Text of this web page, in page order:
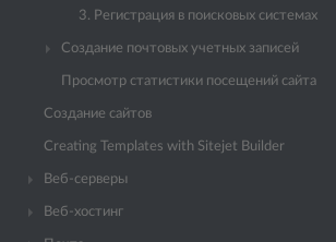
3. Регистрация в поисковых системах
Создание почтовых учетных записей
Просмотр статистики посещений сайта
Создание сайтов
Creating Templates with Sitejet Builder
Веб-серверы
Веб-хостинг